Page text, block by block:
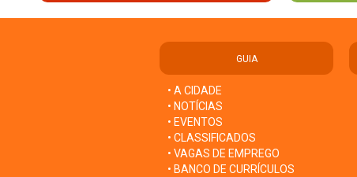
GUIA
• A CIDADE
• NOTÍCIAS
• EVENTOS
• CLASSIFICADOS
• VAGAS DE EMPREGO
• BANCO DE CURRÍCULOS